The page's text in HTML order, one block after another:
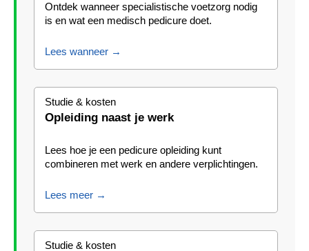
Ontdek wanneer specialistische voetzorg nodig
is en wat een medisch pedicure doet.
Lees wanneer →
Studie & kosten
Opleiding naast je werk
Lees hoe je een pedicure opleiding kunt
combineren met werk en andere verplichtingen.
Lees meer →
Studie & kosten